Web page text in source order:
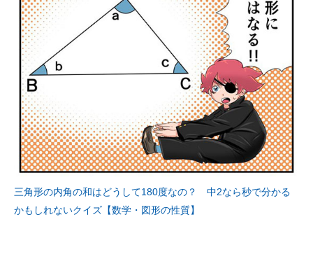
三角形の内角の和はどうして180度なの？ 中2なら秒で分かる
かもしれないクイズ【数学・図形の性質】